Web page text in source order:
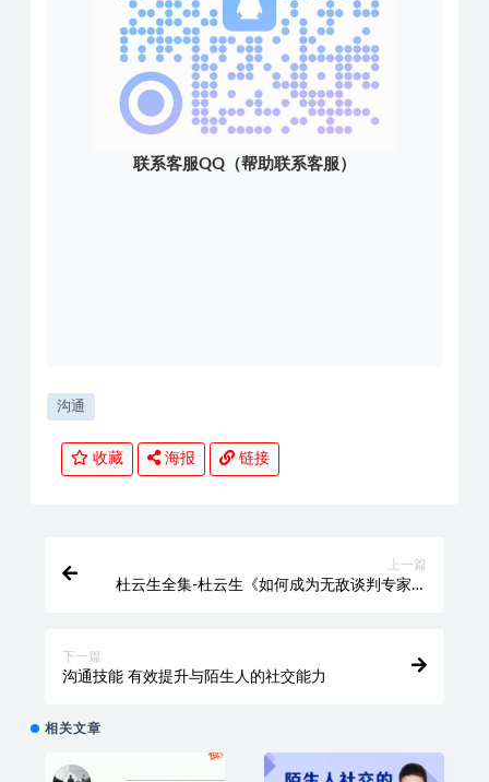
联系客服QQ（帮助联系客服）
收藏 海报 链接
下一篇